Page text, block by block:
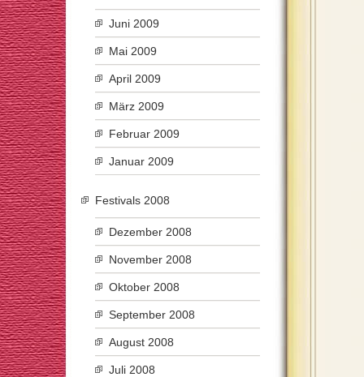
Juni 2009
Mai 2009
April 2009
März 2009
Februar 2009
Januar 2009
Festivals 2008
Dezember 2008
November 2008
Oktober 2008
September 2008
August 2008
Juli 2008